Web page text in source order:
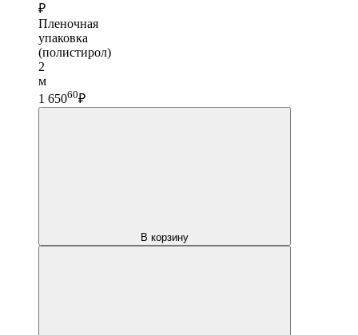
₽
Пленочная
упаковка
(полистирол)
2
м
1 65060₽
В корзину